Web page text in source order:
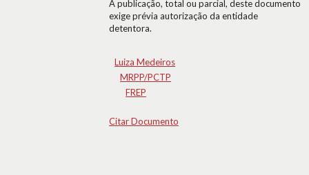
A publicação, total ou parcial, deste documento
exige prévia autorização da entidade
detentora.
Luiza Medeiros
MRPP/PCTP
FREP
Citar Documento